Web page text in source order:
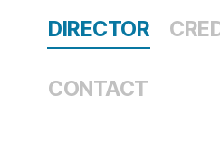
DIRECTOR
CONTACT